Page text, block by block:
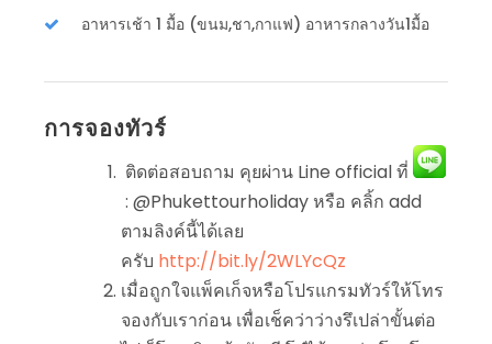
อาหารเช้า 1 มื้อ (ขนม,ชา,กาแฟ) อาหารกลางวัน1มื้อ
การจองทัวร์
ติดต่อสอบถาม คุยผ่าน Line official ที่
: @Phukettourholiday หรือ คลิ้ก add
ตามลิงค์นี้ได้เลย
ครับ http://bit.ly/2WLYcQz
เมื่อถูกใจแพ็คเก็จหรือโปรแกรมทัวร์ให้โทร
จองกับเราก่อน เพื่อเช็คว่าว่างรึเปล่าขั้นต่อ